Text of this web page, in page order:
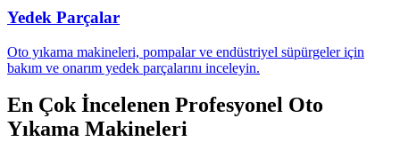
Yedek Parçalar
Oto yıkama makineleri, pompalar ve endüstriyel süpürgeler için
bakım ve onarım yedek parçalarını inceleyin.
En Çok İncelenen Profesyonel Oto
Yıkama Makineleri